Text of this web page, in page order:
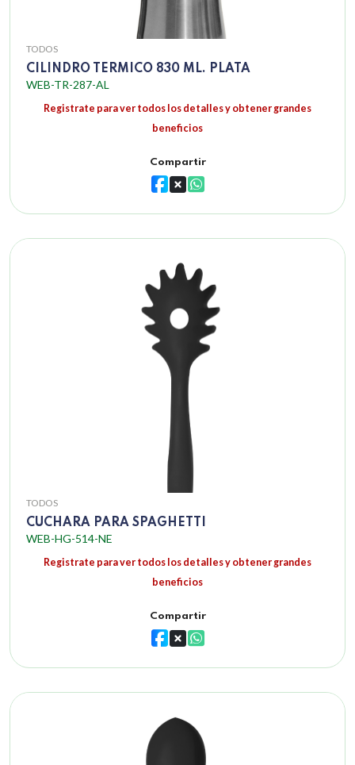
TODOS
CILINDRO TERMICO 830 ML. PLATA
WEB-TR-287-AL
Registrate para ver todos los detalles y obtener grandes
beneficios
Compartir
TODOS
CUCHARA PARA SPAGHETTI
WEB-HG-514-NE
Registrate para ver todos los detalles y obtener grandes
beneficios
Compartir